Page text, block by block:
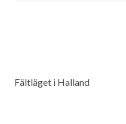
Fältläget i Halland